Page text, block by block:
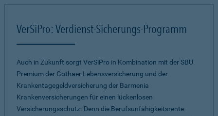
VerSiPro: Verdienst-Sicherungs-Programm
Auch in Zukunft sorgt VerSiPro in Kombination mit der SBU
Premium der Gothaer Lebensversicherung und der
Krankentagegeldversicherung der Barmenia
Krankenversicherungen für einen lückenlosen
Versicherungsschutz. Denn die Berufsunfähigkeitsrente